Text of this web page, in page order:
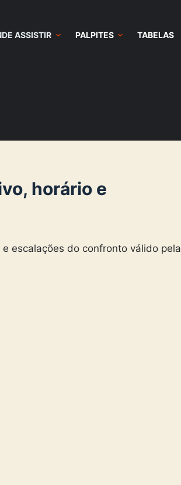
ASSISTIR PALPITES TABELAS
horário e
escalações do confronto válido pela